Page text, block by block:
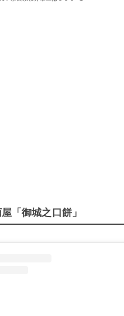
「御城之口餅」